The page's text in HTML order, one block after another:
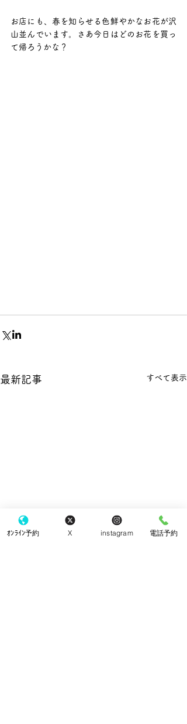
お店にも、春を知らせる色鮮やかなお花が沢
山並んでいます。さあ今日はどのお花を買っ
て帰ろうかな？
最新記事 すべて表示
ｵﾝﾗｲﾝ予約 X instagram 電話予約